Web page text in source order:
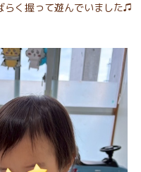
らく握って遊んでいました♫